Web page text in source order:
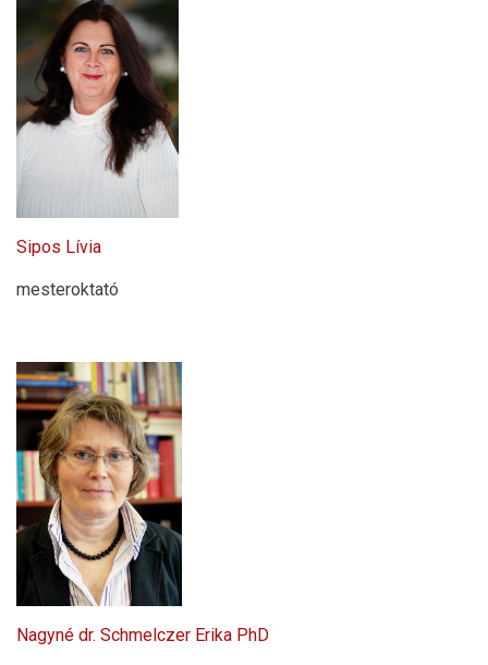
Sipos Lívia
mesteroktató
Nagyné dr. Schmelczer Erika PhD